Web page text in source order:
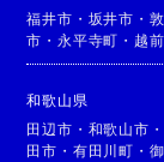
福井市 ・ 坂井市 ・
市 ・永平寺町 ・ 越
和歌山県
田辺市 ・ 和歌山市 ・
田市 ・ 有田川町 ・